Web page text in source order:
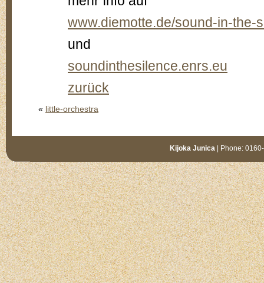
www.diemotte.de/sound-in-the-
und
soundinthesilence.enrs.eu
zurück
« little-orchestra
Kijoka Junica| Phone: